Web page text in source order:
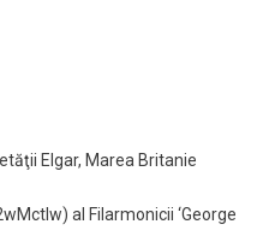
Elgar, Marea Britanie
al Filarmonicii ‘George